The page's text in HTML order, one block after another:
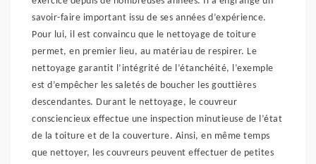
savoir-faire important issu de ses années d’expérience.
Pour lui, il est convaincu que le nettoyage de toiture
permet, en premier lieu, au matériau de respirer. Le
nettoyage garantit l’intégrité de l’étanchéité, l’exemple
est d’empêcher les saletés de boucher les gouttières
descendantes. Durant le nettoyage, le couvreur
consciencieux effectue une inspection minutieuse de l’état
de la toiture et de la couverture. Ainsi, en même temps
que nettoyer, les couvreurs peuvent effectuer de petites